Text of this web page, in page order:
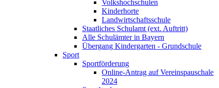
Volkshochschulen
Kinderhorte
Landwirtschaftsschule
Staatliches Schulamt (ext. Auftritt)
Alle Schulämter in Bayern
Übergang Kindergarten - Grundschule
Sport
Sportförderung
Online-Antrag auf Vereinspauschale
2024